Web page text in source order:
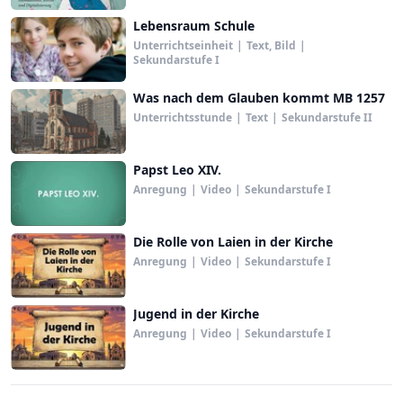
Lebensraum Schule
Unterrichtseinheit | Text, Bild |
Sekundarstufe I
Was nach dem Glauben kommt MB 1257
Unterrichtsstunde | Text | Sekundarstufe II
Papst Leo XIV.
Anregung | Video | Sekundarstufe I
Die Rolle von Laien in der Kirche
Anregung | Video | Sekundarstufe I
Jugend in der Kirche
Anregung | Video | Sekundarstufe I